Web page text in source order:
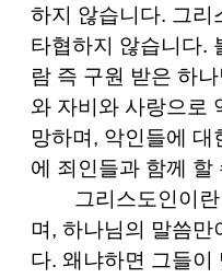
하지 않습니다. 그리
타협하지 않습니다.
람 즉 구원 받은 하
와 자비와 사랑으로
망하며 , 악인들에 대
에 죄인들과 함께
그리스도인이
며 , 하나님의 말씀만
다. 왜냐하면 그들이